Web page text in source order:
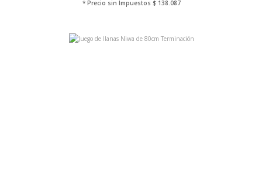
* Precio sin Impuestos $ 138.087